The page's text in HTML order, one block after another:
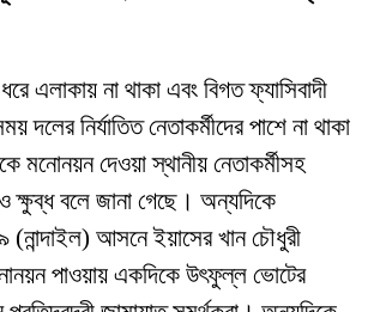
ধরে এলাকায় না থাকা এবং বিগত ফ্যাসিবাদী
দলের নির্যাতিত নেতাকর্মীদের পাশে না থাকা
মনোনয়ন দেওয়া স্থানীয় নেতাকর্মীসহ
ক্ষুব্ধ বলে জানা গেছে। অন্যদিকে
(নান্দাইল) আসনে ইয়াসের খান চৌধুরী
পাওয়ায় একদিকে উৎফুল্ল ভোটের